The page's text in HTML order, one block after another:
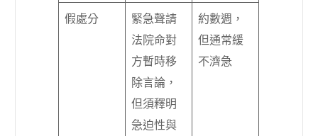
假處分
緊急聲請
法院命對
方暫時移
除言論，
但須釋明
急迫性與
約數週，
但通常緩
不濟急